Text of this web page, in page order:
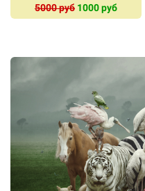
5000 руб 1000 руб